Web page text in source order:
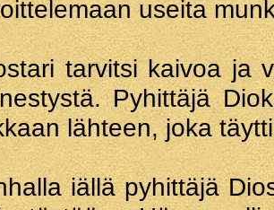
useita
tarvitsi kaivoa ja
Pyhittäjä
lähteen, joka
iällä pyhittäjä